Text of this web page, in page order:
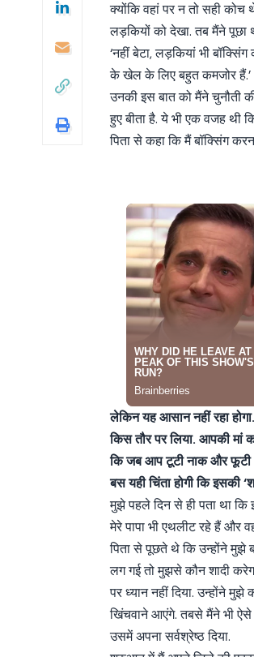
क्योंकि वहां पर न तो सही
लड़कियों को देखा. तब मैंने पूछा
‘नहीं बेटा, लड़कियां भी
के खेल के लिए बहुत कमजोर हैं.’
उनकी इस बात को मैंने चुनौती
हुए बीता है. ये भी एक वजह
पिता से कहा कि मैं बॉक्सिंग
लेकिन यह आसान नहीं रहा
किस तौर पर लिया. आपकी मां
कि जब आप टूटी नाक और फूटी
बस यही चिंता होगी कि इसकी
मुझे पहले दिन से ही पता था
मेरे पापा भी एथलीट रहे हैं और
पिता से पूछते थे कि उन्होंने मुझे
लग गई तो मुझसे कौन शादी
पर ध्यान नहीं दिया. उन्होंने
खिंचवाने आएंगे. तबसे मैंने भी ऐसे
उसमें अपना सर्वश्रेष्ठ दिया.